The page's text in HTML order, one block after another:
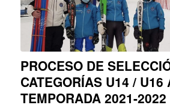
PROCESO DE
CATEGORÍAS U14 / U16
TEMPORADA 2021-2022